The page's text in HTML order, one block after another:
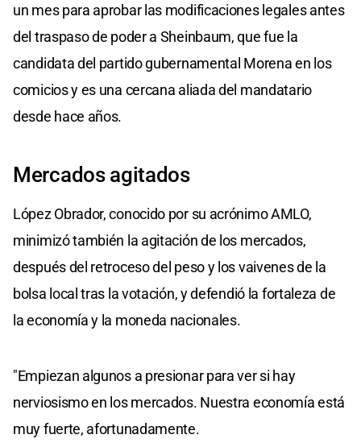
un mes para aprobar las modificaciones legales antes
del traspaso de poder a Sheinbaum, que fue la
candidata del partido gubernamental Morena en los
comicios y es una cercana aliada del mandatario
desde hace años.
Mercados agitados
López Obrador, conocido por su acrónimo AMLO,
minimizó también la agitación de los mercados,
después del retroceso del peso y los vaivenes de la
bolsa local tras la votación, y defendió la fortaleza de
la economía y la moneda nacionales.
"Empiezan algunos a presionar para ver si hay
nerviosismo en los mercados. Nuestra economía está
muy fuerte, afortunadamente.